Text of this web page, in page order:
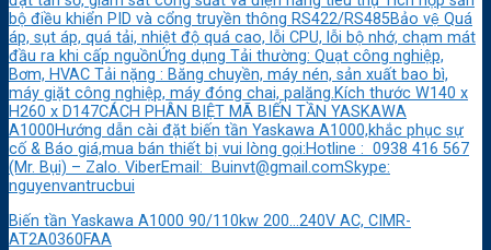
bộ điều khiển PID và cổng truyền thông RS422/RS485Bảo vệ Quá
áp, sụt áp, quá tải, nhiệt độ quá cao, lỗi CPU, lỗi bộ nhớ, chạm mát
đầu ra khi cấp nguồnỨng dụng Tải thường: Quạt công nghiệp,
Bơm, HVAC Tải nặng : Băng chuyền, máy nén, sản xuất bao bì,
máy giặt công nghiệp, máy đóng chai, palăng.Kích thước W140 x
H260 x D147CÁCH PHÂN BIỆT MÃ BIẾN TẦN YASKAWA
A1000Hướng dẫn cài đặt biến tần Yaskawa A1000,khắc phục sự
cố & Báo giá,mua bán thiết bị vui lòng gọi:Hotline : 0938 416 567
(Mr. Bụi) – Zalo. ViberEmail: Buinvt@gmail.comSkype:
nguyenvantrucbui
Biến tần Yaskawa A1000 90/110kw 200…240V AC, CIMR-
AT2A0360FAA